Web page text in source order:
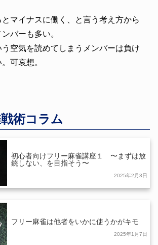
マイナスに働く、と言う考え方から
バーも多い。
空気を読めてしまうメンバーは負け
可哀想。
術コラム
初心者向けフリー麻雀講座１ 〜まずは放
銃しない、を目指そう〜
2025年2月3日
フリー麻雀は他者をいかに使うかがキモ
2025年1月7日